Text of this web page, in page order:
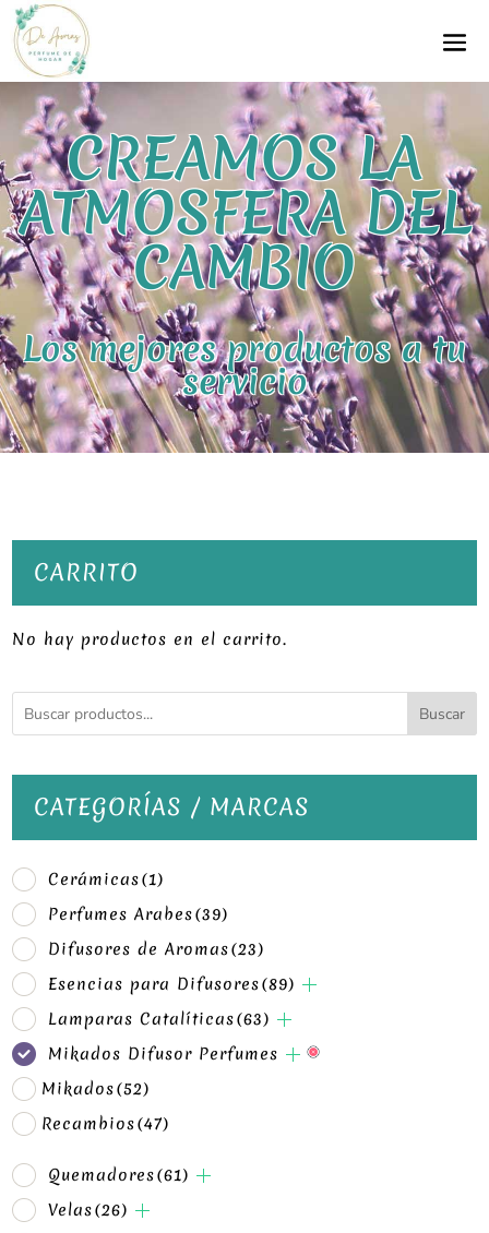
CREAMOS LA
ATMOSFERA DEL
CAMBIO
Los mejores productos a tu
servicio
CARRITO
No hay productos en el carrito.
Buscar
CATEGORÍAS / MARCAS
Cerámicas(1)
Perfumes Arabes(39)
Difusores de Aromas(23)
Esencias para Difusores(89)
Lamparas Catalíticas(63)
Mikados Difusor Perfumes
Mikados(52)
Recambios(47)
Quemadores(61)
Velas(26)